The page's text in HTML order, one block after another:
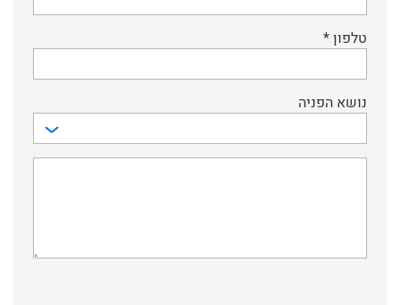
טלפון *
נושא הפניה